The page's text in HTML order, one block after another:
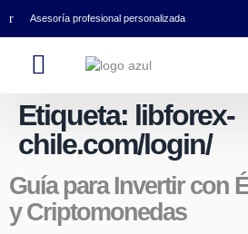
Asesoría profesional personalizada
Etiqueta: libforex-
chile.com/login/
Guía para Invertir con
y Criptomonedas